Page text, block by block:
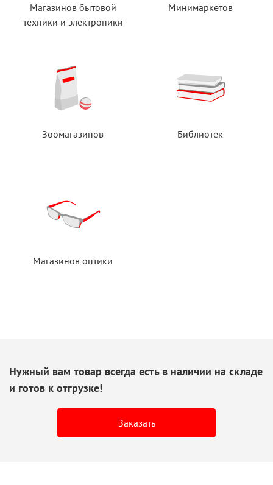
Магазинов бытовой
техники и электроники
Минимаркетов
Зоомагазинов Библиотек
Магазинов оптики
Нужный вам товар всегда есть в наличии на складе
и готов к отгрузке!
Заказать